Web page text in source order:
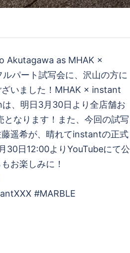
Akutagawa as MHAK ×
パート試写会に、沢山の方に
いました！MHAK × instant
、明日3月30日より全店舗お
となります！また、今回の試写
遥希が、晴れてinstantの正式
30日12:00よりYouTubeにて公
お楽しみに！
#MARBLE